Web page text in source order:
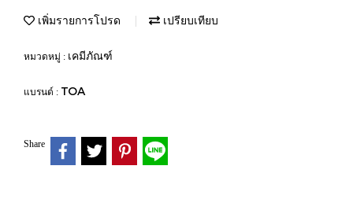
เพิ่มรายการโปรด เปรียบเทียบ
หมวดหมู่ : เคมีภัณฑ์
แบรนด์ : TOA
Share